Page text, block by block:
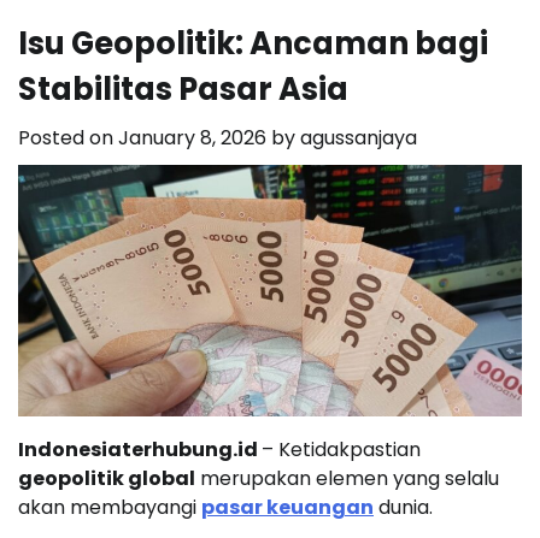
Isu Geopolitik: Ancaman bagi
Stabilitas Pasar Asia
Posted onJanuary 8, 2026 byagussanjaya
Indonesiaterhubung.id – Ketidakpastian
geopolitik global merupakan elemen yang selalu
akan membayangi pasar keuangan dunia.